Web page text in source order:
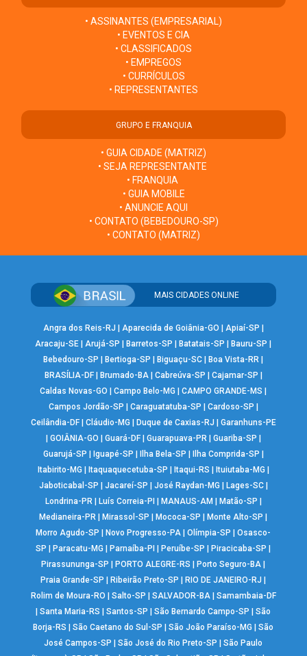
• ASSINANTES (EMPRESARIAL)
• EVENTOS E CIA
• CLASSIFICADOS
• EMPREGOS
• CURRÍCULOS
• REPRESENTANTES
GRUPO E FRANQUIA
• GUIA CIDADE (MATRIZ)
• SEJA REPRESENTANTE
• FRANQUIA
• GUIA MOBILE
• ANUNCIE AQUI
• CONTATO (BEBEDOURO-SP)
• CONTATO (MATRIZ)
MAIS CIDADES ONLINE
Angra dos Reis-RJ Aparecida de Goiânia-GO Apiaí-SP
Aracaju-SE |Arujá-SP Barretos-SP Batatais-SP Bauru-SP
Bebedouro-SP
Bertioga-SP Biguaçu-SC Boa Vista-RR
BRASÍLIA-DF| Brumado-BA| Cabreúva-SP Cajamar-SP
Caldas Novas-GO
|Campo Belo-MG |CAMPO GRANDE-MS
Campos Jordão-SP
Caraguatatuba-SP Cardoso-SP
Ceilândia-DF| Cláudio-MG Duque de Caxias-RJ
Garanhuns-PE
GOIÂNIA-GO Guará-DF| Guarapuava-PR| Guariba-SP
Guarujá-SP
Iguapé-SP Ilha Bela-SP Ilha Comprida-SP
Itabirito-MG
Itaquaquecetuba-SP Itaqui-RS Ituiutaba-MG
Jaboticabal-SP
Jacareí-SP José Raydan-MG Lages-SC|
Londrina-PR| Luís Correia-PI MANAUS-AM Matão-SP
Medianeira-PR
Mirassol-SP Mococa-SP Monte Alto-SP
Morro Agudo-SP
Novo Progresso-PA |Olímpia-SP |Osasco-
SP
Paracatu-MG Parnaíba-PI Peruíbe-SP Piracicaba-SP
Pirassununga-SP
PORTO ALEGRE-RS Porto Seguro-BA
Praia Grande-SP
Ribeirão Preto-SP RIO DE JANEIRO-RJ
Rolim de Moura-RO
Salto-SP SALVADOR-BA| Samambaia-DF
|Santa Maria-RS |Santos-SP |São Bernardo Campo-SP |São
Borja-RS
|São Caetano do Sul-SP |São João Paraíso-MG |São
José Campos-SP
|São José do Rio Preto-SP |São Paulo